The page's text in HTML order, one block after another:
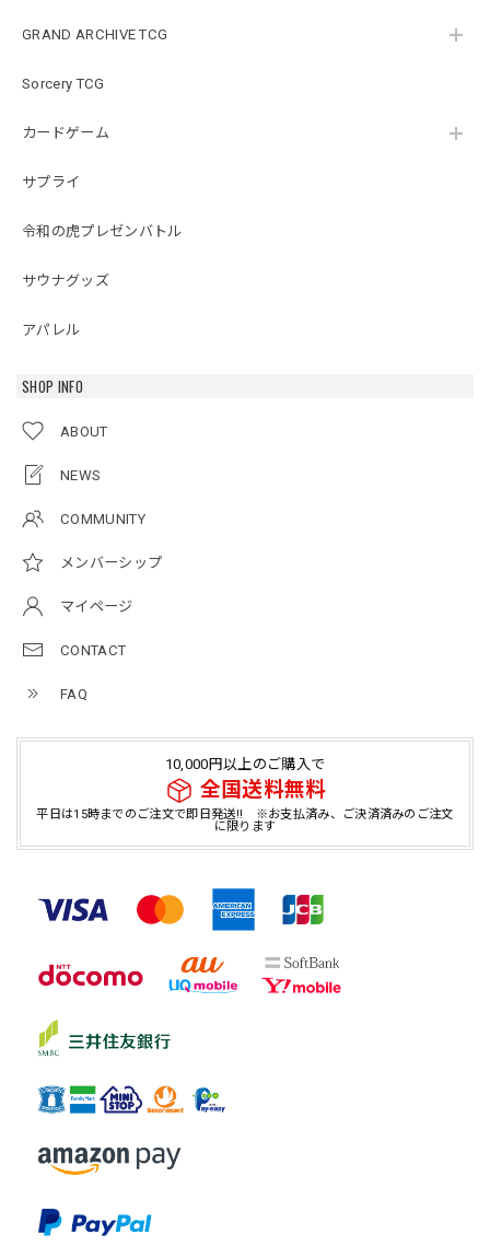
GRAND ARCHIVE TCG
Sorcery TCG
カードゲーム
サプライ
令和の虎プレゼンバトル
サウナグッズ
アパレル
SHOP INFO
ABOUT
NEWS
COMMUNITY
メンバーシップ
マイページ
CONTACT
FAQ
10,000円以上のご購入で
全国送料無料
平日は15時までのご注文で即日発送!! ※お支払済み、ご決済済みのご注文
に限ります